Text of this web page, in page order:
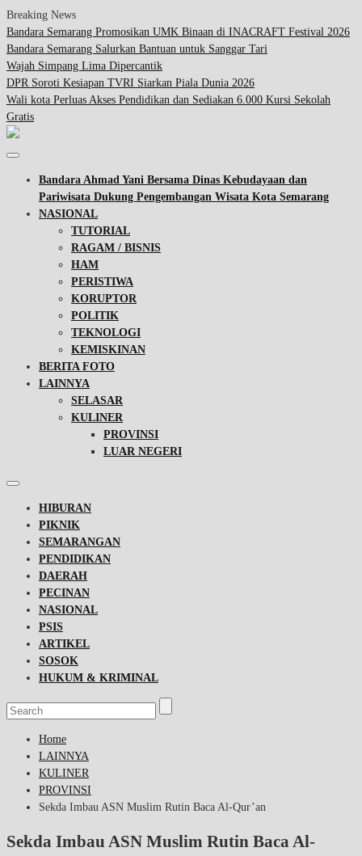
Breaking News
Bandara Semarang Promosikan UMK Binaan di INACRAFT Festival 2026
Bandara Semarang Salurkan Bantuan untuk Sanggar Tari
Wajah Simpang Lima Dipercantik
DPR Soroti Kesiapan TVRI Siarkan Piala Dunia 2026
Wali kota Perluas Akses Pendidikan dan Sediakan 6.000 Kursi Sekolah
Gratis
Bandara Ahmad Yani Bersama Dinas Kebudayaan dan
Pariwisata Dukung Pengembangan Wisata Kota Semarang
NASIONAL
TUTORIAL
RAGAM / BISNIS
HAM
PERISTIWA
KORUPTOR
POLITIK
TEKNOLOGI
KEMISKINAN
BERITA FOTO
LAINNYA
SELASAR
KULINER
PROVINSI
LUAR NEGERI
HIBURAN
PIKNIK
SEMARANGAN
PENDIDIKAN
DAERAH
PECINAN
NASIONAL
PSIS
ARTIKEL
SOSOK
HUKUM & KRIMINAL
Home
LAINNYA
KULINER
PROVINSI
Sekda Imbau ASN Muslim Rutin Baca Al-Qur’an
Sekda Imbau ASN Muslim Rutin Baca Al-